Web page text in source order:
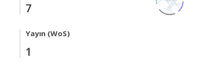
7
Yayın (WoS)
1